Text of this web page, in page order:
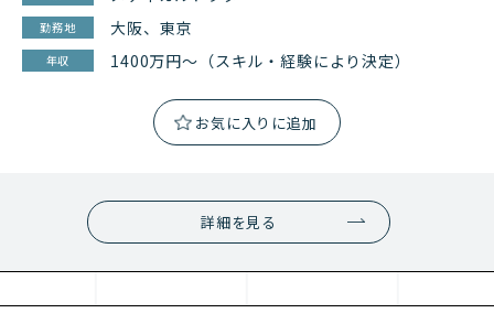
勤務地 大阪、東京
年収 1400万円～（スキル・経験により決定）
詳細を見る